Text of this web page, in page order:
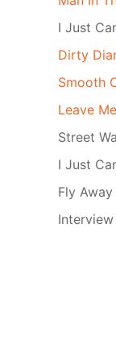
I Just
Dirty
Smooth
Leave
Street
I Just
Fly